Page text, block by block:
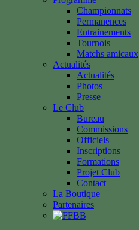
Championnats
Permanences
Entrainements
Tournois
Matchs amicaux
Actualités
Actualités
Photos
Presse
Le Club
Bureau
Commissions
Officiels
Inscriptions
Formations
Projet Club
Contact
La Boutique
Partenaires